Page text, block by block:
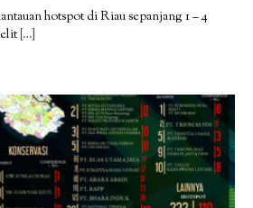
hotspot di Riau sepanjang 1 – 4
[…]